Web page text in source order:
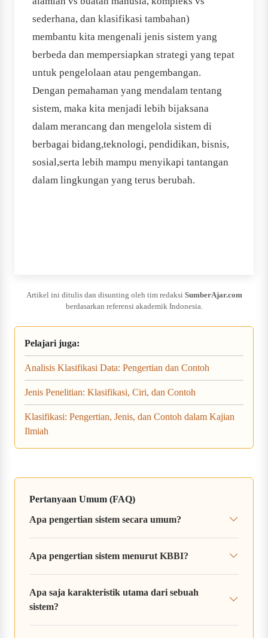
sederhana, dan klasifikasi tambahan)
membantu kita mengenali jenis sistem yang
berbeda dan mempersiapkan strategi yang tepat
untuk pengelolaan atau pengembangan.
Dengan pemahaman yang mendalam tentang
sistem, maka kita menjadi lebih bijaksana
dalam merancang dan mengelola sistem di
berbagai bidang,teknologi, pendidikan, bisnis,
sosial,serta lebih mampu menyikapi tantangan
dalam lingkungan yang terus berubah.
Artikel ini ditulis dan disunting oleh tim redaksi SumberAjar.com
berdasarkan referensi akademik Indonesia.
Pelajari juga:
Analisis Klasifikasi Data: Pengertian dan Contoh
Jenis Penelitian: Klasifikasi, Ciri, dan Contoh
Klasifikasi: Pengertian, Jenis, dan Contoh dalam Kajian
Ilmiah
Pertanyaan Umum (FAQ)
Apa pengertian sistem secara umum?
Apa pengertian sistem menurut KBBI?
Apa saja karakteristik utama dari sebuah
sistem?